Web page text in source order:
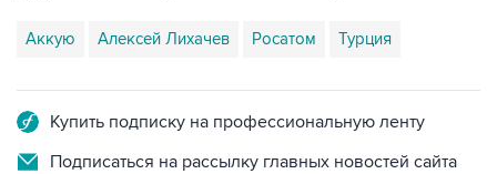
Аккую Алексей Лихачев Росатом Турция
Купить подписку на профессиональную ленту
Подписаться на рассылку главных новостей сайта